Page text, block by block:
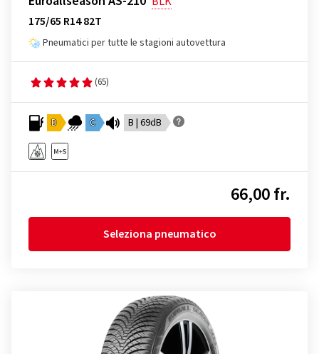
175/65 R14 82T
Pneumatici per tutte le stagioni autovettura
(65)
D C B | 69dB
66,00 fr.
Seleziona pneumatico